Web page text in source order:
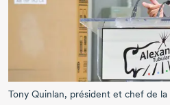
Tony Quinlan, président et chef de la